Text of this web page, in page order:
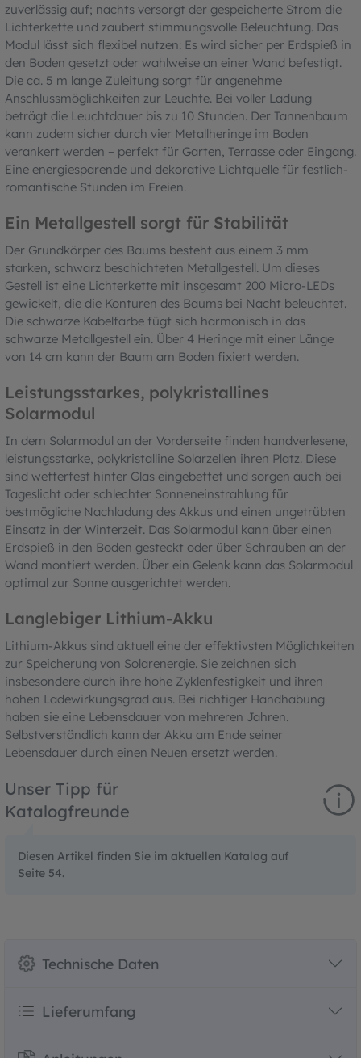
zuverlässig auf; nachts versorgt der gespeicherte Strom die
Lichterkette und zaubert stimmungsvolle Beleuchtung. Das
Modul lässt sich flexibel nutzen: Es wird sicher per Erdspieß in
den Boden gesetzt oder wahlweise an einer Wand befestigt.
Die ca. 5 m lange Zuleitung sorgt für angenehme
Anschlussmöglichkeiten zur Leuchte. Bei voller Ladung
beträgt die Leuchtdauer bis zu 10 Stunden. Der Tannenbaum
kann zudem sicher durch vier Metallheringe im Boden
verankert werden – perfekt für Garten, Terrasse oder Eingang.
Eine energiesparende und dekorative Lichtquelle für festlich-
romantische Stunden im Freien.
Ein Metallgestell sorgt für Stabilität
Der Grundkörper des Baums besteht aus einem 3 mm
starken, schwarz beschichteten Metallgestell. Um dieses
Gestell ist eine Lichterkette mit insgesamt 200 Micro-LEDs
gewickelt, die die Konturen des Baums bei Nacht beleuchtet.
Die schwarze Kabelfarbe fügt sich harmonisch in das
schwarze Metallgestell ein. Über 4 Heringe mit einer Länge
von 14 cm kann der Baum am Boden fixiert werden.
Leistungsstarkes, polykristallines
Solarmodul
In dem Solarmodul an der Vorderseite finden handverlesene,
leistungsstarke, polykristalline Solarzellen ihren Platz. Diese
sind wetterfest hinter Glas eingebettet und sorgen auch bei
Tageslicht oder schlechter Sonneneinstrahlung für
bestmögliche Nachladung des Akkus und einen ungetrübten
Einsatz in der Winterzeit. Das Solarmodul kann über einen
Erdspieß in den Boden gesteckt oder über Schrauben an der
Wand montiert werden. Über ein Gelenk kann das Solarmodul
optimal zur Sonne ausgerichtet werden.
Langlebiger Lithium-Akku
Lithium-Akkus sind aktuell eine der effektivsten Möglichkeiten
zur Speicherung von Solarenergie. Sie zeichnen sich
insbesondere durch ihre hohe Zyklenfestigkeit und ihren
hohen Ladewirkungsgrad aus. Bei richtiger Handhabung
haben sie eine Lebensdauer von mehreren Jahren.
Selbstverständlich kann der Akku am Ende seiner
Lebensdauer durch einen Neuen ersetzt werden.
Unser Tipp für
Katalogfreunde
Diesen Artikel finden Sie im aktuellen Katalog auf
Seite 54.
Technische Daten
Lieferumfang